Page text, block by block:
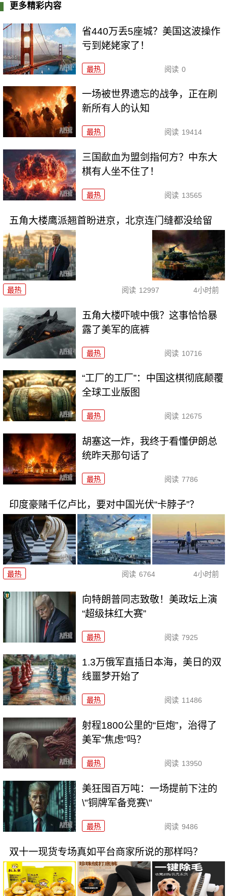
更多精彩内容
省440万丢5座城？美国这波操作
亏到姥姥家了！
最热 阅读 0
一场被世界遗忘的战争，正在刷
新所有人的认知
最热 阅读 19414
三国歃血为盟剑指何方？中东大
棋有人坐不住了！
最热 阅读 13565
五角大楼鹰派翘首盼进京，北京连门缝都没给留
最热 阅读 12997 4小时前
五角大楼吓唬中俄？这事恰恰暴
露了美军的底裤
最热 阅读 10716
“工厂的工厂”：中国这棋彻底颠覆
全球工业版图
最热 阅读 12675
胡塞这一炸，我终于看懂伊朗总
统昨天那句话了
最热 阅读 7786
印度豪赌千亿卢比，要对中国光伏“卡脖子”？
最热 阅读 6764 4小时前
向特朗普同志致敬！美政坛上演
“超级抹红大赛”
最热 阅读 7925
1.3万俄军直插日本海，美日的双
线噩梦开始了
最热 阅读 11486
射程1800公里的“巨炮”，治得了
美军“焦虑”吗？
最热 阅读 13950
美狂囤百万吨：一场提前下注的
\"铜牌军备竞赛\"
最热 阅读 9486
双十一现货专场真如平台商家所说的那样吗？